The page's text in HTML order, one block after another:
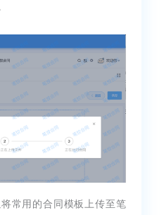
将常用的合同模板上传至笔